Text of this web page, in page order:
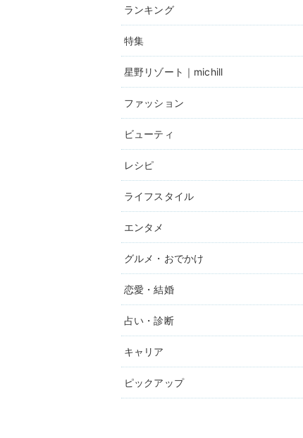
ランキング
特集
星野リゾート｜michill
ファッション
ビューティ
レシピ
ライフスタイル
エンタメ
グルメ・おでかけ
恋愛・結婚
占い・診断
キャリア
ピックアップ